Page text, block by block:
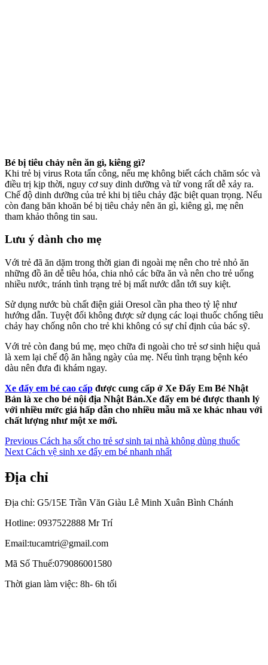
Bé bị tiêu chảy nên ăn gì, kiêng gì?
Khi trẻ bị virus Rota tấn công, nếu mẹ không biết cách chăm sóc và
điều trị kịp thời, nguy cơ suy dinh dưỡng và tử vong rất dễ xảy ra.
Chế độ dinh dưỡng của trẻ khi bị tiêu chảy đặc biệt quan trọng. Nếu
còn đang băn khoăn bé bị tiêu chảy nên ăn gì, kiêng gì, mẹ nên
tham khảo thông tin sau.
Lưu ý dành cho mẹ
Với trẻ đã ăn dặm trong thời gian đi ngoài mẹ nên cho trẻ nhỏ ăn
những đồ ăn dễ tiêu hóa, chia nhỏ các bữa ăn và nên cho trẻ uống
nhiều nước, tránh tình trạng trẻ bị mất nước dẫn tới suy kiệt.
Sử dụng nước bù chất điện giải Oresol cần pha theo tỷ lệ như
hướng dẫn. Tuyệt đối không được sử dụng các loại thuốc chống tiêu
chảy hay chống nôn cho trẻ khi không có sự chỉ định của bác sỹ.
Với trẻ còn đang bú mẹ, mẹo chữa đi ngoài cho trẻ sơ sinh hiệu quả
là xem lại chế độ ăn hằng ngày của mẹ. Nếu tình trạng bệnh kéo
dàu nên đưa đi khám ngay.
Xe đẩy em bé cao cấp được cung cấp ở Xe Đẩy Em Bé Nhật
Bản là xe cho bé nội địa Nhật Bản.Xe đẩy em bé được thanh lý
với nhiều mức giá hấp dẫn cho nhiều mẫu mã xe khác nhau với
chất lượng như một xe mới.
Điều
hướng
bài
Previous Previous
post:
Cách hạ sốt cho trẻ sơ sinh tại nhà không dùng thuốc
Next Next
Cách vệ sinh xe đẩy em bé nhanh nhất
Địa chỉ
Địa chỉ: G5/15E Trần Văn Giàu Lê Minh Xuân Bình Chánh
Hotline: 0937522888 Mr Trí
Email:tucamtri@gmail.com
Mã Số Thuế:079086001580
Thời gian làm việc: 8h- 6h tối